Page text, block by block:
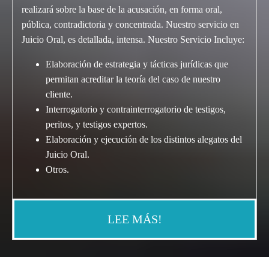
realizará sobre la base de la acusación, en forma oral,
pública, contradictoria y concentrada. Nuestro servicio en
Juicio Oral, es detallada, intensa. Nuestro Servicio Incluye:
Elaboración de estrategia y tácticas jurídicas que
permitan acreditar la teoría del caso de nuestro
cliente.
Interrogatorio y contrainterrogatorio de testigos,
peritos, y testigos expertos.
Elaboración y ejecución de los distintos alegatos del
Juicio Oral.
Otros.
LEE MÁS!